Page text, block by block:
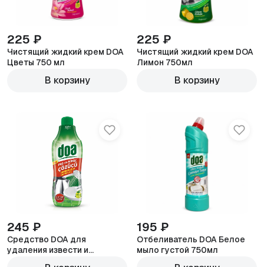
225 ₽
Чистящий жидкий крем DOA
Цветы 750 мл
В корзину
225 ₽
Чистящий жидкий крем DOA
Лимон 750мл
В корзину
245 ₽
Средство DOA для
удаления извести и
195 ₽
Отбеливатель DOA Белое
мыло густой 750мл